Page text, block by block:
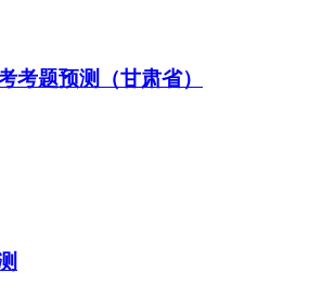
考题预测（甘肃省）